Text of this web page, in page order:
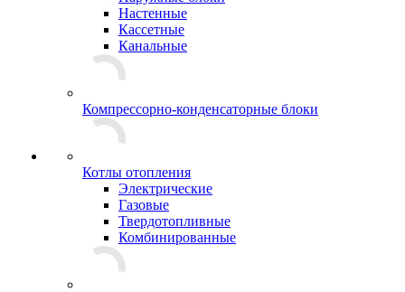
Настенные
Кассетные
Канальные
Компрессорно-конденсаторные блоки
Котлы отопления
Электрические
Газовые
Твердотопливные
Комбинированные